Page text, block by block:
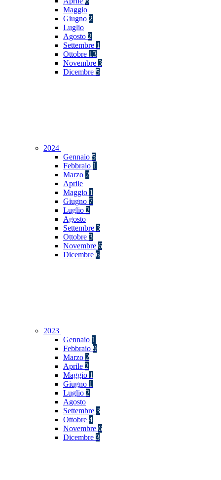
Maggio
Giugno 2
Luglio
Agosto 2
Settembre 1
Ottobre 13
Novembre 3
Dicembre 5
2024
Gennaio 5
Febbraio 1
Marzo 2
Aprile
Maggio 1
Giugno 7
Luglio 2
Agosto
Settembre 3
Ottobre 3
Novembre 6
Dicembre 6
2023
Gennaio 1
Febbraio 9
Marzo 2
Aprile 2
Maggio 1
Giugno 1
Luglio 2
Agosto
Settembre 3
Ottobre 4
Novembre 6
Dicembre 3